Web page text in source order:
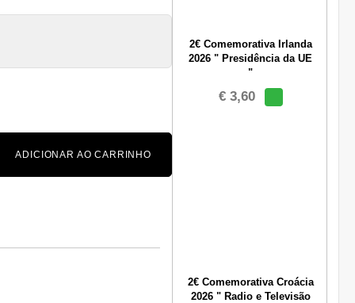
ADICIONAR AO CARRINHO
2€ Comemorativa Irlanda
2026 " Presidência da UE
"
€ 3,60
2€ Comemorativa Croácia
2026 " Radio e Televisão